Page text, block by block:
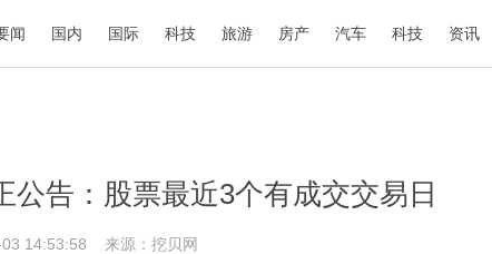
闻 国内 国际 科技 旅游 房产 汽车 科技 资讯
公告：股票最近3个有成交交易日
03 14:53:58 来源：挖贝网